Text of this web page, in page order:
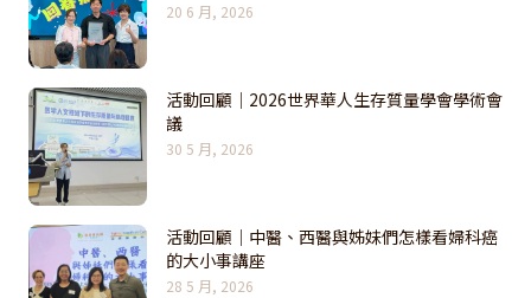
20 6 月, 2026
活動回顧｜2026世界華人生存質量學會學術會
議
30 5 月, 2026
活動回顧｜中醫、西醫與姊妹們怎樣看婦科癌
的大小事講座
28 5 月, 2026